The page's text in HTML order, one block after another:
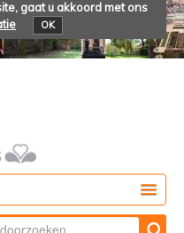
gaat u akkoord met ons
OK